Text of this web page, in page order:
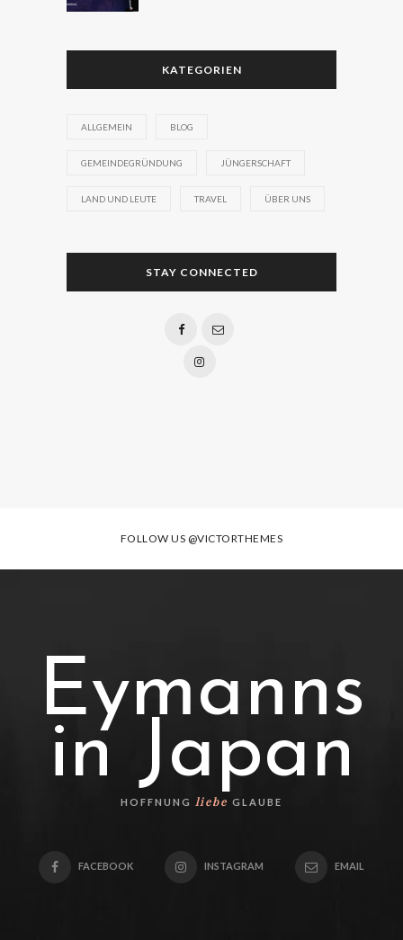
KATEGORIEN
ALLGEMEIN BLOG
GEMEINDEGRÜNDUNG JÜNGERSCHAFT
LAND UND LEUTE TRAVEL ÜBER UNS
STAY CONNECTED
FOLLOW US @VICTORTHEMES
Eymanns
in Japan
HOFFNUNG liebe GLAUBE
FACEBOOK INSTAGRAM EMAIL